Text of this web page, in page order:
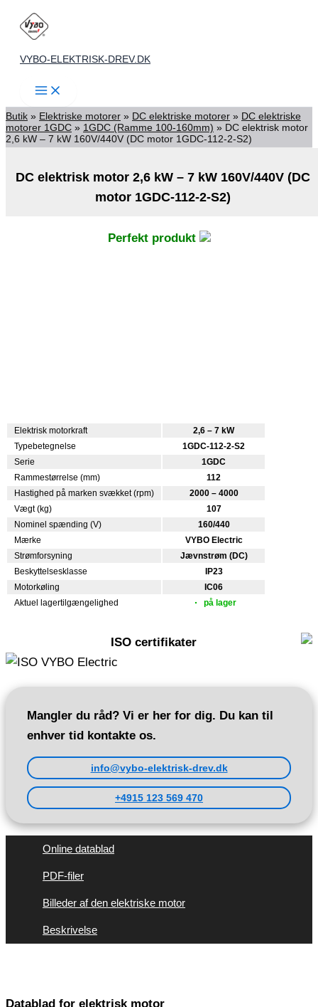
indholdet
VYBO-ELEKTRISK-DREV.DK
Butik » Elektriske motorer » DC elektriske motorer » DC elektriske
motorer 1GDC » 1GDC (Ramme 100-160mm) » DC elektrisk motor
2,6 kW – 7 kW 160V/440V (DC motor 1GDC-112-2-S2)
DC elektrisk motor 2,6 kW – 7 kW 160V/440V (DC
motor 1GDC-112-2-S2)
Perfekt produkt
Elektrisk motorkraft
2,6 – 7 kW
Typebetegnelse
1GDC-112-2-S2
Serie
1GDC
Rammestørrelse (mm)
112
Hastighed på marken svækket (rpm)
2000 – 4000
Vægt (kg)
107
Nominel spænding (V)
160/440
Mærke
VYBO Electric
Strømforsyning
Jævnstrøm (DC)
Beskyttelsesklasse
IP23
Motorkøling
IC06
Aktuel lagertilgængelighed
på lager
ISO certifikater
Mangler du råd? Vi er her for dig. Du kan til
enhver tid kontakte os.
info@vybo-elektrisk-drev.dk
+4915 123 569 470
Online datablad
PDF-filer
Billeder af den elektriske motor
Beskrivelse
Datablad for elektrisk motor